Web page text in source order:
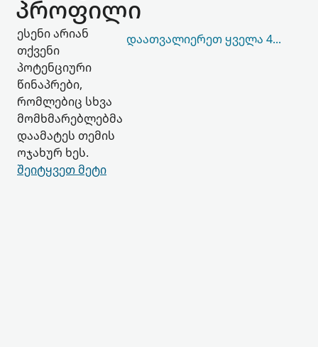
პროფილი
ესენი არიან
თქვენი
პოტენციური
წინაპრები,
რომლებიც სხვა
მომხმარებლებმა
დაამატეს თემის
ოჯახურ ხეს.
შეიტყვეთ მეტი
ᲓᲐᲐᲗᲕᲐᲚᲘᲔᲠᲔᲗ ᲧᲕᲔᲚᲐ 40,139